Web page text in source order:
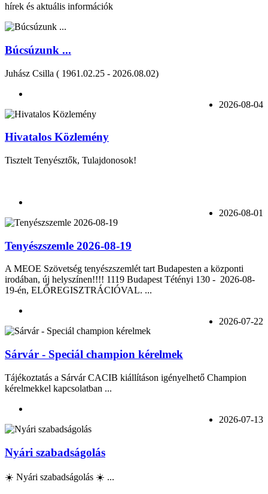
hírek és aktuális információk
Búcsúzunk ...
Juhász Csilla ( 1961.02.25 - 2026.08.02)
2026-08-04
Hivatalos Közlemény
Tisztelt Tenyésztők, Tulajdonosok!
2026-08-01
Tenyészszemle 2026-08-19
A MEOE Szövetség tenyészszemlét tart Budapesten a központi
irodában, új helyszínen!!!! 1119 Budapest Tétényi 130 - 2026-08-
19-én, ELŐREGISZTRÁCIÓVAL. ...
2026-07-22
Sárvár - Speciál champion kérelmek
Tájékoztatás a Sárvár CACIB kiállításon igényelhető Champion
kérelmekkel kapcsolatban ...
2026-07-13
Nyári szabadságolás
☀️ Nyári szabadságolás ☀️ ...